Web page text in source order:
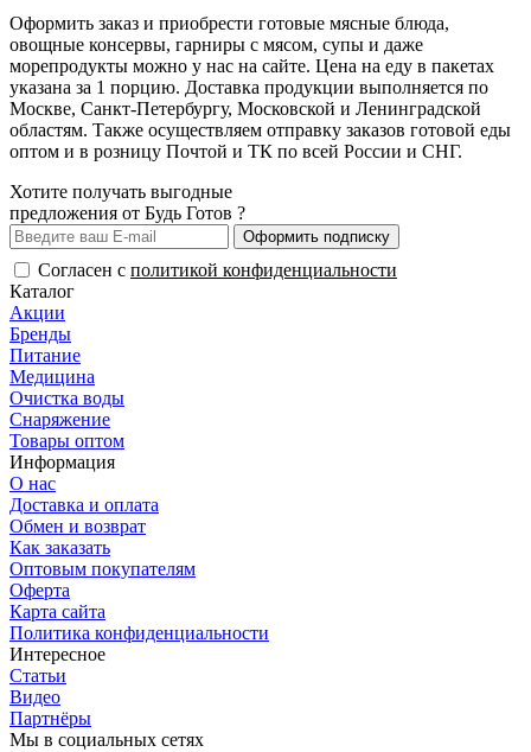
Оформить заказ и приобрести готовые мясные блюда,
овощные консервы, гарниры с мясом, супы и даже
морепродукты можно у нас на сайте. Цена на еду в пакетах
указана за 1 порцию. Доставка продукции выполняется по
Москве, Санкт-Петербургу, Московской и Ленинградской
областям. Также осуществляем отправку заказов готовой еды
оптом и в розницу Почтой и ТК по всей России и СНГ.
Хотите получать выгодные
предложения от Будь Готов ?
Оформить подписку
Согласен с политикой конфиденциальности
Каталог
Акции
Бренды
Питание
Медицина
Очистка воды
Снаряжение
Товары оптом
Информация
О нас
Доставка и оплата
Обмен и возврат
Как заказать
Оптовым покупателям
Оферта
Карта сайта
Политика конфиденциальности
Интересное
Статьи
Видео
Партнёры
Мы в социальных сетях